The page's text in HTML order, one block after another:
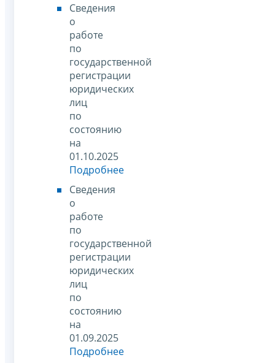
Сведения
о
работе
по
государственной
регистрации
юридических
лиц
по
состоянию
на
01.10.2025
Подробнее
Сведения
о
работе
по
государственной
регистрации
юридических
лиц
по
состоянию
на
01.09.2025
Подробнее